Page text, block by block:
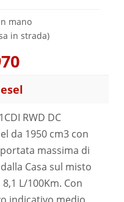
mano
in strada)
RWD DC
da 1950 cm3 con
massima di
Casa sul misto
L/100Km. Con